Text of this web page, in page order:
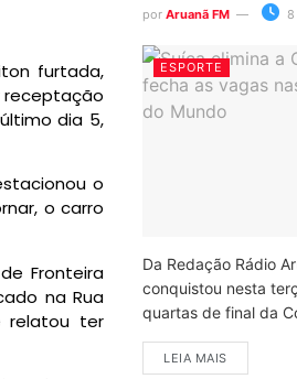
furtada,
receptação
dia 5,
o
o carro
Fronteira
na Rua
relatou ter
por Aruanã FM
ESPORTE
Da Redação Rádio
conquistou nesta
quartas de final da
LEIA MAIS